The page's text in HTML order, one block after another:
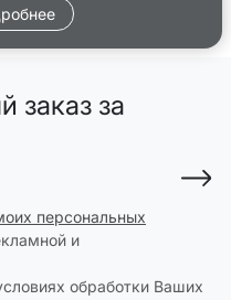
заказ за
персональных
и
обработки Ваших